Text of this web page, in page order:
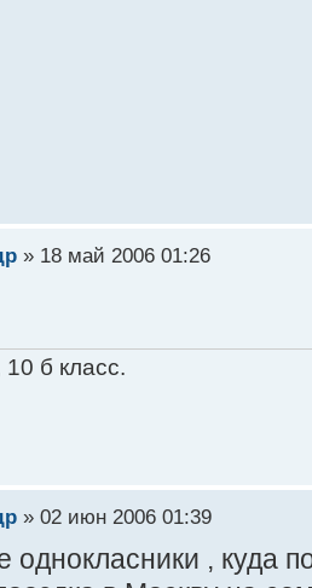
» 18 май 2006 01:26
б класс.
» 02 июн 2006 01:39
однокласники , куда